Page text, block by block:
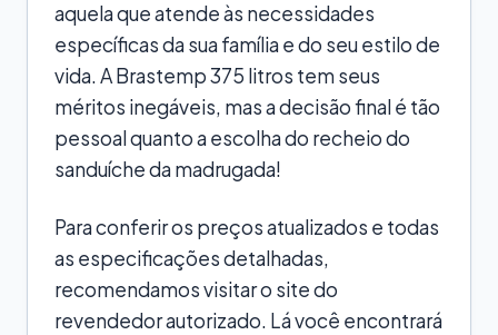
aquela que atende às necessidades
específicas da sua família e do seu estilo de
vida. A Brastemp 375 litros tem seus
méritos inegáveis, mas a decisão final é tão
pessoal quanto a escolha do recheio do
sanduíche da madrugada!
Para conferir os preços atualizados e todas
as especificações detalhadas,
recomendamos visitar o site do
revendedor autorizado. Lá você encontrará